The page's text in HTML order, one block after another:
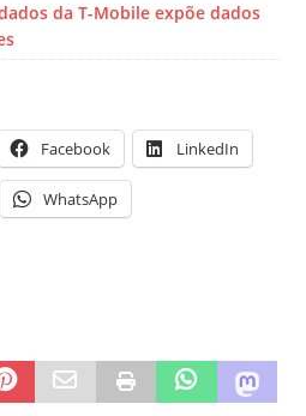
da T-Mobile expõe dados
Facebook LinkedIn
WhatsApp